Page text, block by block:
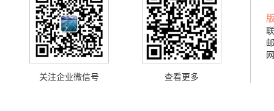
关注企业微信号 查看更多